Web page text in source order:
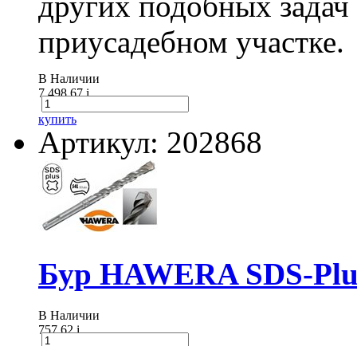
приусадебном участке.
В Наличии
7 498.67i
купить
Артикул: 202868
Бур HAWERA SDS-
В Наличии
757.62i